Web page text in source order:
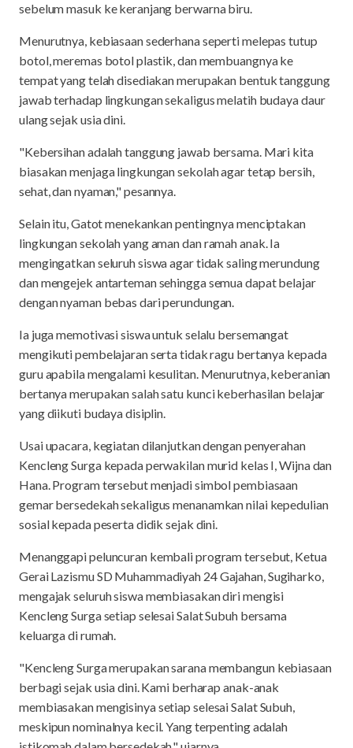
sebelum masuk ke keranjang berwarna biru.
Menurutnya, kebiasaan sederhana seperti melepas tutup
botol, meremas botol plastik, dan membuangnya ke
tempat yang telah disediakan merupakan bentuk tanggung
jawab terhadap lingkungan sekaligus melatih budaya daur
ulang sejak usia dini.
"Kebersihan adalah tanggung jawab bersama. Mari kita
biasakan menjaga lingkungan sekolah agar tetap bersih,
sehat, dan nyaman," pesannya.
Selain itu, Gatot menekankan pentingnya menciptakan
lingkungan sekolah yang aman dan ramah anak. Ia
mengingatkan seluruh siswa agar tidak saling merundung
dan mengejek antarteman sehingga semua dapat belajar
dengan nyaman bebas dari perundungan.
Ia juga memotivasi siswa untuk selalu bersemangat
mengikuti pembelajaran serta tidak ragu bertanya kepada
guru apabila mengalami kesulitan. Menurutnya, keberanian
bertanya merupakan salah satu kunci keberhasilan belajar
yang diikuti budaya disiplin.
Usai upacara, kegiatan dilanjutkan dengan penyerahan
Kencleng Surga kepada perwakilan murid kelas I, Wijna dan
Hana. Program tersebut menjadi simbol pembiasaan
gemar bersedekah sekaligus menanamkan nilai kepedulian
sosial kepada peserta didik sejak dini.
Menanggapi peluncuran kembali program tersebut, Ketua
Gerai Lazismu SD Muhammadiyah 24 Gajahan, Sugiharko,
mengajak seluruh siswa membiasakan diri mengisi
Kencleng Surga setiap selesai Salat Subuh bersama
keluarga di rumah.
"Kencleng Surga merupakan sarana membangun kebiasaan
berbagi sejak usia dini. Kami berharap anak-anak
membiasakan mengisinya setiap selesai Salat Subuh,
meskipun nominalnya kecil. Yang terpenting adalah